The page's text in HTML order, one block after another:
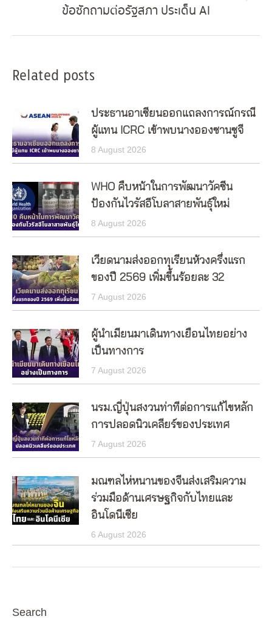
post:
ข้อซักถามต่อรัฐสภา ประเด็น AI
Related posts
ประธานอาเซียนออกแถลงการณ์กรณี
ผู้แทน ICRC เข้าพบนางอองซานซูจี
8 August 2026
WHO คืบหน้าในการพัฒนาวัคซีน
ป้องกันไวรัสอีโบลาสายพันธุ์ใหม่
8 August 2026
เวียดนามส่งออกทุเรียนห้วงครึ่งแรก
ของปี 2569 เพิ่มขึ้นร้อยละ 32
7 August 2026
ผู้นำเมียนมาเดินทางเยือนไทยอย่าง
เป็นทางการ
7 August 2026
นรม.ญี่ปุ่นสงวนท่าทีต่อการแก้ไขหลัก
การปลอดนิวเคลียร์ของประเทศ
7 August 2026
มณฑลไห่หนานของจีนส่งเสริมความ
ร่วมมือด้านเศรษฐกิจกับไทยและ
อินโดนีเซีย
6 August 2026
Search